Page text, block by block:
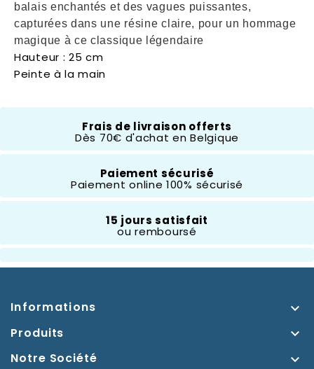
balais enchantés et des vagues puissantes,
capturées dans une résine claire, pour un hommage
magique à ce classique légendaire
Hauteur : 25 cm
Peinte à la main
Résine
Thème Mickey Et Ses Amis
Frais de livraison offerts
Dès 70€ d'achat en Belgique
Paiement sécurisé
Paiement online 100% sécurisé
15 jours satisfait
ou remboursé
Informations 
Produits 
Notre Société 